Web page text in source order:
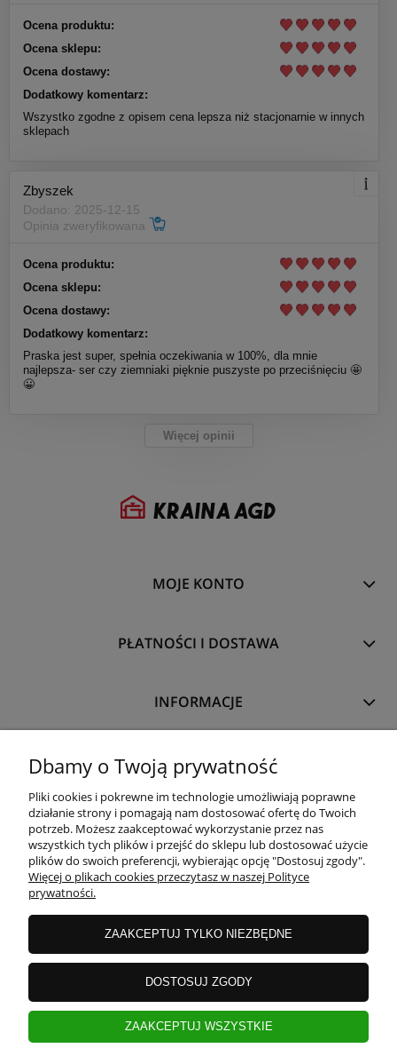
Ocena produktu:
Ocena sklepu:
Ocena dostawy:
Dodatkowy komentarz:
Wszystko zgodne z opisem cena lepsza niż stacjonarnie w innych
sklepach
Zbyszek
Dodano: 2025-12-15
Opinia zweryfikowana
Ocena produktu:
Ocena sklepu:
Ocena dostawy:
Dodatkowy komentarz:
Praska jest super, spełnia oczekiwania w 100%, dla mnie
najlepsza- ser czy ziemniaki pięknie puszyste po przeciśnięciu 🤩
😀
Więcej opinii
MOJE KONTO
PŁATNOŚCI I DOSTAWA
INFORMACJE
O NAS
Dbamy o Twoją prywatność
Pliki cookies i pokrewne im technologie umożliwiają poprawne
działanie strony i pomagają nam dostosować ofertę do Twoich
potrzeb. Możesz zaakceptować wykorzystanie przez nas
wszystkich tych plików i przejść do sklepu lub dostosować użycie
plików do swoich preferencji, wybierając opcję "Dostosuj zgody".
Więcej o plikach cookies przeczytasz w naszej Polityce
prywatności.
ZAAKCEPTUJ TYLKO NIEZBĘDNE
DOSTOSUJ ZGODY
ZAAKCEPTUJ WSZYSTKIE